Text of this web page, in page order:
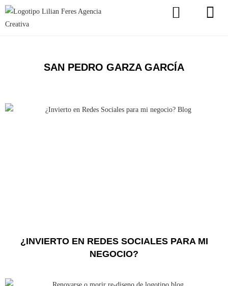
SAN PEDRO GARZA GARCÍA
¿INVIERTO EN REDES SOCIALES PARA MI
NEGOCIO?